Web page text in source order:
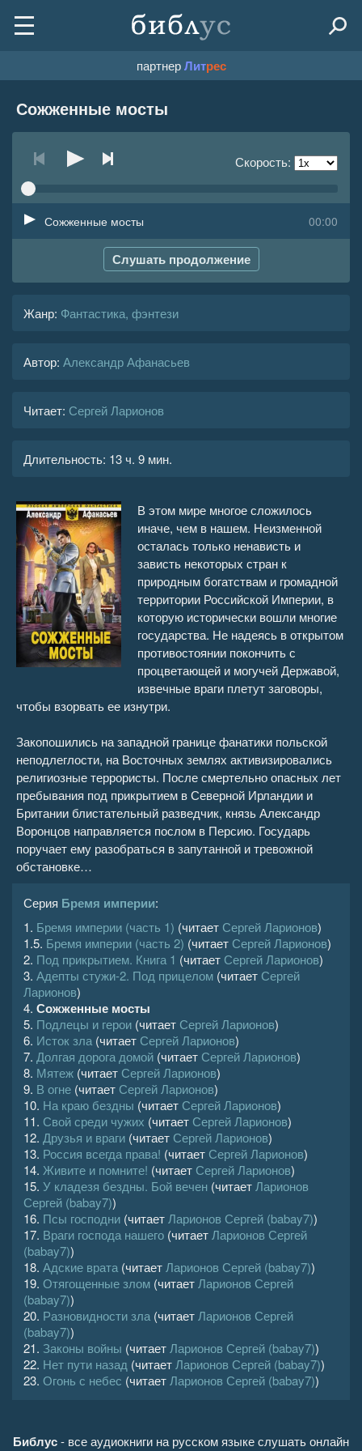
партнерЛитрес
Сожженные мосты
Скорость:
00:00
Сожженные мосты
Слушать продолжение
Жанр: Фантастика, фэнтези
Автор: Александр Афанасьев
Читает: Сергей Ларионов
Длительность: 13 ч. 9 мин.
В этом мире многое сложилось
иначе, чем в нашем. Неизменной
осталась только ненависть и
зависть некоторых стран к
природным богатствам и громадной
территории Российской Империи, в
которую исторически вошли многие
государства. Не надеясь в открытом
противостоянии покончить с
процветающей и могучей Державой,
извечные враги плетут заговоры,
чтобы взорвать ее изнутри.
Закопошились на западной границе фанатики польской
неподлеглости, на Восточных землях активизировались
религиозные террористы. После смертельно опасных лет
пребывания под прикрытием в Северной Ирландии и
Британии блистательный разведчик, князь Александр
Воронцов направляется послом в Персию. Государь
поручает ему разобраться в запутанной и тревожной
обстановке…
Серия Бремя империи:
1. Бремя империи (часть 1) (читает Сергей Ларионов)
1.5. Бремя империи (часть 2) (читает Сергей Ларионов)
2. Под прикрытием. Книга 1 (читает Сергей Ларионов)
3. Адепты стужи-2. Под прицелом (читает Сергей
Ларионов)
4. Сожженные мосты
5. Подлецы и герои (читает Сергей Ларионов)
6. Исток зла (читает Сергей Ларионов)
7. Долгая дорога домой (читает Сергей Ларионов)
8. Мятеж (читает Сергей Ларионов)
9. В огне (читает Сергей Ларионов)
10. На краю бездны (читает Сергей Ларионов)
11. Свой среди чужих (читает Сергей Ларионов)
12. Друзья и враги (читает Сергей Ларионов)
13. Россия всегда права! (читает Сергей Ларионов)
14. Живите и помните! (читает Сергей Ларионов)
15. У кладезя бездны. Бой вечен (читает Ларионов
Сергей (babay7))
16. Псы господни (читает Ларионов Сергей (babay7))
17. Враги господа нашего (читает Ларионов Сергей
(babay7))
18. Адские врата (читает Ларионов Сергей (babay7))
19. Отягощенные злом (читает Ларионов Сергей
(babay7))
20. Разновидности зла (читает Ларионов Сергей
(babay7))
21. Законы войны (читает Ларионов Сергей (babay7))
22. Нет пути назад (читает Ларионов Сергей (babay7))
23. Огонь с небес (читает Ларионов Сергей (babay7))
Библус- все аудиокниги на русском языке слушать онлайн